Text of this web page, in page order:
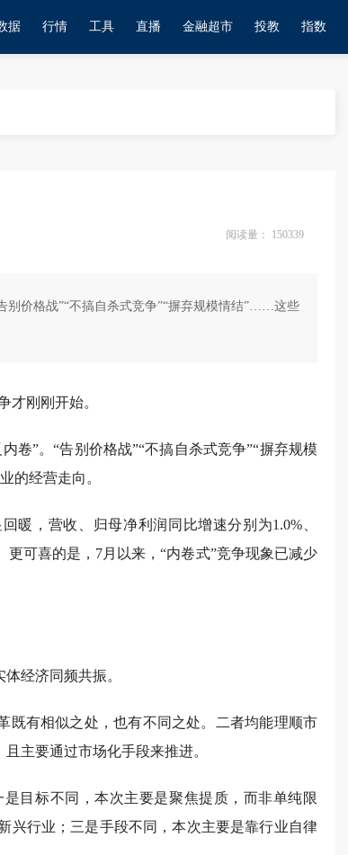
据 行情 工具 直播 金融超市 投教 指数
阅读量： 150339
别价格战”“不搞自杀式竞争”“摒弃规模情结”……这些
才刚刚开始。
卷”。“告别价格战”“不搞自杀式竞争”“摒弃规模
的经营走向。
暖，营收、归母净利润同比增速分别为1.0%、
可喜的是，7月以来，“内卷式”竞争现象已减少
经济同频共振。
既有相似之处，也有不同之处。二者均能理顺市
主要通过市场化手段来推进。
目标不同，本次主要是聚焦提质，而非单纯限
兴行业；三是手段不同，本次主要是靠行业自律